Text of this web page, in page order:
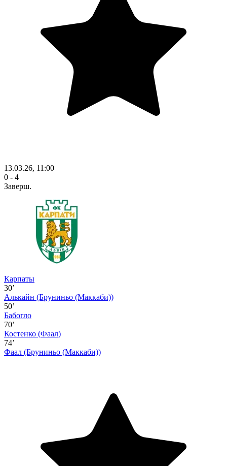
13.03.26, 11:00
0 - 4
Заверш.
Карпаты
30’
Алькайн (Бруниньо (Маккаби))
50’
Бабогло
70’
Костенко (Фаал)
74’
Фаал (Бруниньо (Маккаби))